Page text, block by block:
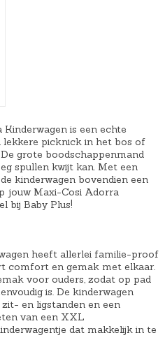
is een echte
lekkere picknick in het bos of
grote boodschappenmand
spullen kwijt kan. Met een
kinderwagen bovendien een
jouw Maxi-Cosi Adorra
bij Baby Plus!
heeft allerlei familie-proof
comfort en gemak met elkaar.
voor ouders, zodat op pad
is. De kinderwagen
en ligstanden en een
van een XXL
dat makkelijk in te